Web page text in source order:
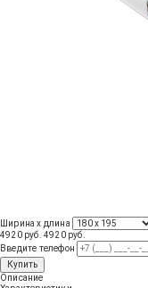
Ширина х длина
4920 руб. 4920 руб.
Введите телефон
Купить
Описание